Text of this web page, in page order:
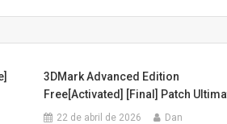
3DMark Advanced Edition
Free[Activated] [Final] Patch
22 de abril de 2026 Dan